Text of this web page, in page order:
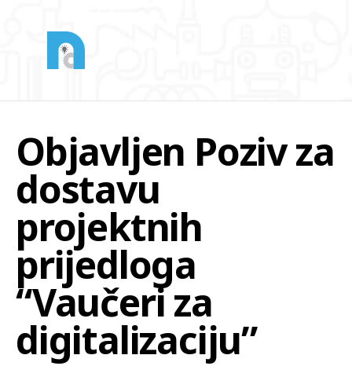
Objavljen Poziv za
dostavu
projektnih
prijedloga
“Vaučeri za
digitalizaciju”